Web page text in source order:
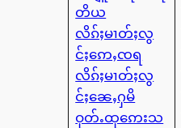
တိယ
လိၵ်ႈမၢတ်ႈလွ
င်ႈဢေႇၸရ
လိၵ်ႈမၢတ်ႈလွ
င်ႈၼေႇႁမိ
ဝုတ်ႉထုဢေးသ